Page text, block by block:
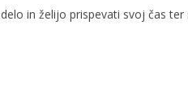
in želijo prispevati svoj čas